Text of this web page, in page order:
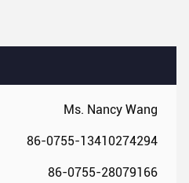
Ms. Nancy Wang
86-0755-13410274294
86-0755-28079166